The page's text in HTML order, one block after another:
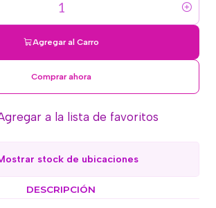
Agregar al Carro
Comprar ahora
a la lista de favoritos
stock de ubicaciones
DESCRIPCIÓN